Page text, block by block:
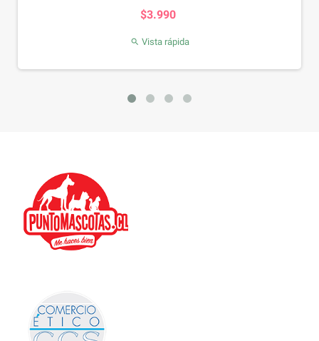
$3.990
 Vista rápida